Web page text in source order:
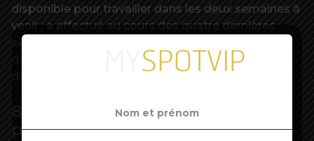
disponible pour travailler dans les deux semaines à
venir ; a effectué au cours des quatre dernières
semaines une démarche active de recherche
d’emploi ou a trouvé un emploi qui commence
815 000 personnes inscrites en
plus à Pôle emploi